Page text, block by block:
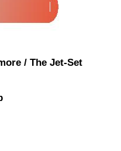
/ The Jet-Set